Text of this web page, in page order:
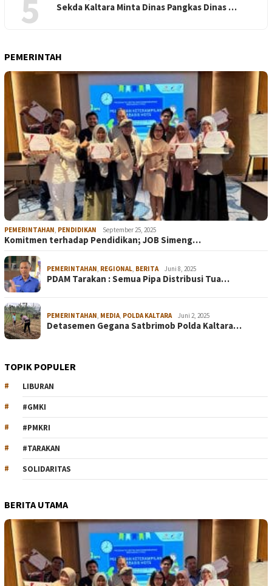
5 Sekda Kaltara Minta Dinas Pangkas Dinas …
PEMERINTAH
PEMERINTAHAN, PENDIDIKAN September 25, 2025
Komitmen terhadap Pendidikan; JOB Simeng…
PEMERINTAHAN, REGIONAL, BERITA Juni 8, 2025
PDAM Tarakan : Semua Pipa Distribusi Tua…
PEMERINTAHAN, MEDIA, POLDA KALTARA Juni 2, 2025
Detasemen Gegana Satbrimob Polda Kaltara…
TOPIK POPULER
LIBURAN
#GMKI
#PMKRI
#TARAKAN
SOLIDARITAS
BERITA UTAMA